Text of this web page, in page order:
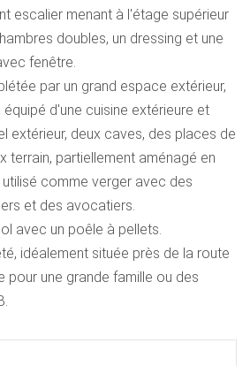
escalier menant à l'étage supérieur
doubles, un dressing et une
fenêtre.
par un grand espace extérieur,
d'une cuisine extérieure et
extérieur, deux caves, des places de
terrain, partiellement aménagé en
comme verger avec des
et des avocatiers.
avec un poêle à pellets.
idéalement située près de la route
pour une grande famille ou des